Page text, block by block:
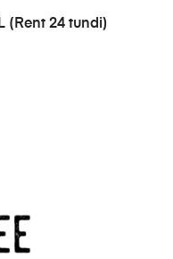
(Rent 24 tundi)